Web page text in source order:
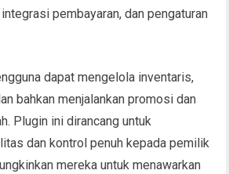
pembayaran, dan pengaturan
dapat mengelola inventaris,
bahkan menjalankan promosi dan
Plugin ini dirancang untuk
dan kontrol penuh kepada pemilik
mereka untuk menawarkan